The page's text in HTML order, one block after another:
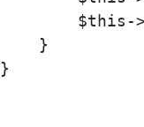
$this-
    }